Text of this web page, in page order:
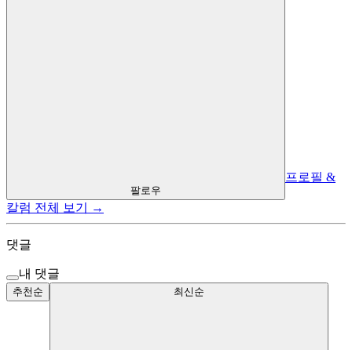
팔로우
프로필 &
칼럼 전체 보기 →
댓글
내 댓글
추천순 최신순